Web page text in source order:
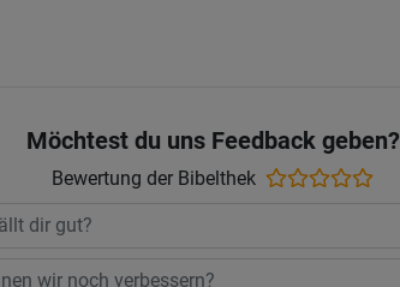
Möchtest du uns Feedback geben?
Bewertung der Bibelthek